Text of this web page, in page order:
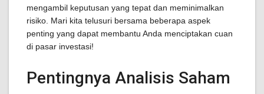
mengambil keputusan yang tepat dan meminimalkan
risiko. Mari kita telusuri bersama beberapa aspek
penting yang dapat membantu Anda menciptakan cuan
di pasar investasi!
Pentingnya Analisis Saham